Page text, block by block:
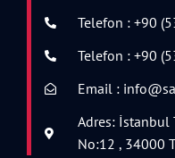
Telefon : +90
Telefon : +90
Email :
Adres: İstanbul
No:12 , 34000